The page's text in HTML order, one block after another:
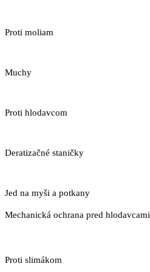
Proti moliam
Muchy
Proti hlodavcom
Deratizačné staničky
Jed na myši a potkany
Mechanická ochrana pred hlodavcami
Proti slimákom